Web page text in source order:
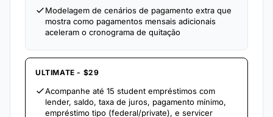
Modelagem de cenários de pagamento extra que
mostra como pagamentos mensais adicionais
aceleram o cronograma de quitação
ULTIMATE - $29
Acompanhe até 15 student empréstimos com
lender, saldo, taxa de juros, pagamento mínimo,
empréstimo tipo (federal/private), e servicer